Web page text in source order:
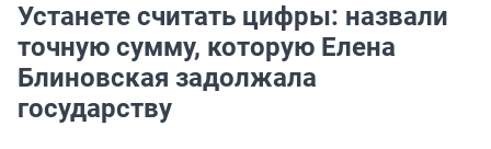
Устанете считать цифры: назвали
точную сумму, которую Елена
Блиновская задолжала
государству